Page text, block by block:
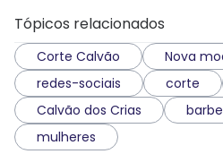
Tópicos relacionados
Corte Calvão Nova
redes-sociais
corte
Calvão dos Crias
mulheres